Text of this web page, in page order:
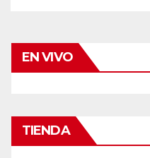
EN VIVO
TIENDA